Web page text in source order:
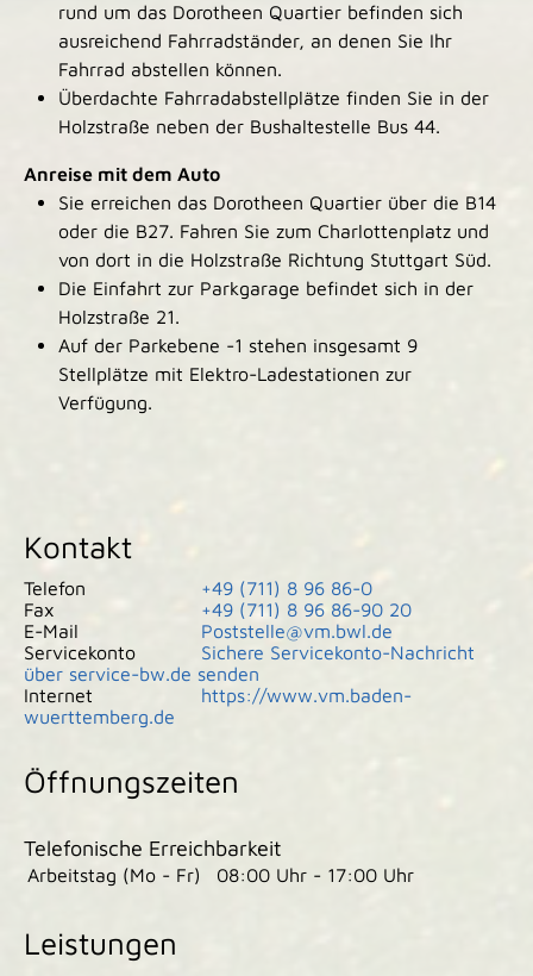
rund um das Dorotheen Quartier befinden sich
ausreichend Fahrradständer, an denen Sie Ihr
Fahrrad abstellen können.
Überdachte Fahrradabstellplätze finden Sie in der
Holzstraße neben der Bushaltestelle Bus 44.
Anreise mit dem Auto
Sie erreichen das Dorotheen Quartier über die B14
oder die B27. Fahren Sie zum Charlottenplatz und
von dort in die Holzstraße Richtung Stuttgart Süd.
Die Einfahrt zur Parkgarage befindet sich in der
Holzstraße 21.
Auf der Parkebene -1 stehen insgesamt 9
Stellplätze mit Elektro-Ladestationen zur
Verfügung.
Kontakt
Telefon +49 (711) 8 96 86-0
Fax
+49 (711) 8 96 86-90 20
E-Mail
Poststelle@vm.bwl.de
Servicekonto
Sichere Servicekonto-Nachricht
über service-bw.de senden
Internet
https://www.vm.baden-
wuerttemberg.de
Öffnungszeiten
Telefonische Erreichbarkeit
Arbeitstag (Mo - Fr) 08:00 Uhr - 17:00 Uhr
Leistungen